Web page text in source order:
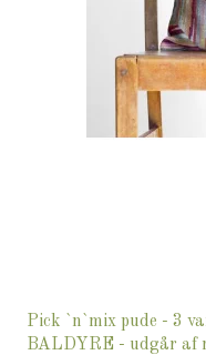
Pick `n`mix pude - 3
BALDYRE - udgår af